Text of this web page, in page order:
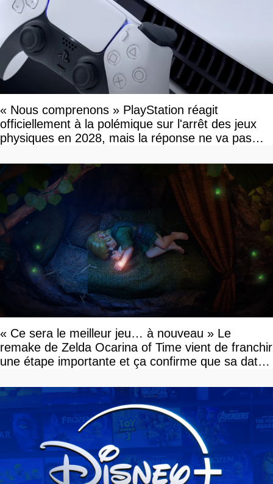
« Nous comprenons » PlayStation réagit
officiellement à la polémique sur l'arrêt des jeux
physiques en 2028, mais la réponse ne va pas
« Ce sera le meilleur jeu… à nouveau » Le
remake de Zelda Ocarina of Time vient de franchir
une étape importante et ça confirme que sa date